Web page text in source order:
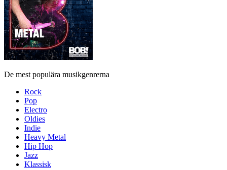
De mest populära musikgenrerna
Rock
Pop
Electro
Oldies
Indie
Heavy Metal
Hip Hop
Jazz
Klassisk